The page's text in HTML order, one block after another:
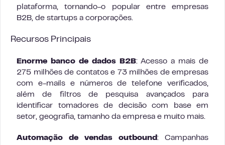
plataforma, tornando-o popular entre empresas
B2B, de startups a corporações.
Recursos Principais
Enorme banco de dados B2B: Acesso a mais de
275 milhões de contatos e 73 milhões de empresas
com e-mails e números de telefone verificados,
além de filtros de pesquisa avançados para
identificar tomadores de decisão com base em
setor, geografia, tamanho da empresa e muito mais.
Automação de vendas outbound : Campanhas